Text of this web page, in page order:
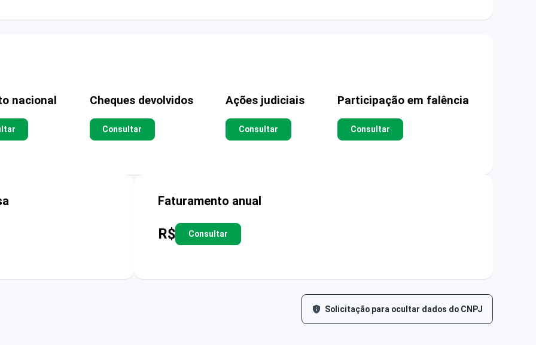
nacional Cheques devolvidos
Consultar
Ações judiciais
Consultar
Participação em falência
Consultar
Faturamento anual
R$ Consultar
Solicitação para ocultar dados do CNPJ